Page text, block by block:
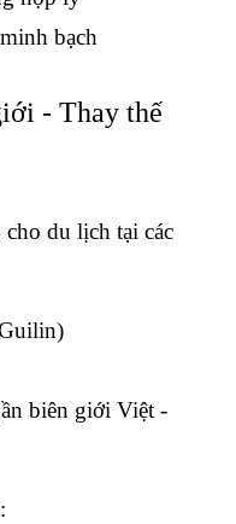
bạch
- Thay thế
du lịch tại các
biên giới Việt -